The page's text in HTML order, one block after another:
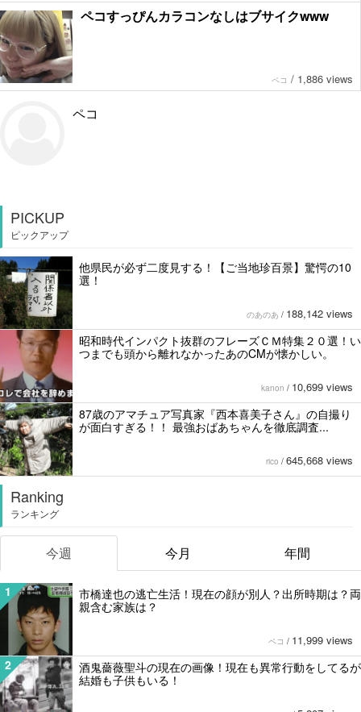
ペコすっぴんカラコンなしはブサイクwww
ペコ / 1,886 views
ペコ
PICKUP
ピックアップ
他県民が必ず二度見する！【ご当地珍百景】驚愕の10
選！
のあのあ / 188,142 views
昭和時代インパクト抜群のフレーズＣＭ特集２０選！い
つまでも頭から離れなかったあのCMが懐かしい。
kanon / 10,699 views
87歳のアマチュア写真家『西本喜美子さん』の自撮り
が面白すぎる！！ 最強おばあちゃんを徹底調査...
rico / 645,668 views
Ranking
ランキング
今週 今月 年間
1
市橋達也の逃亡生活！現在の顔が別人？出所時期は？両
親含む家族は？
ペコ / 11,999 views
2
酒鬼薔薇聖斗の現在の画像！現在も異常行動をしてるが
結婚も子供もいる！